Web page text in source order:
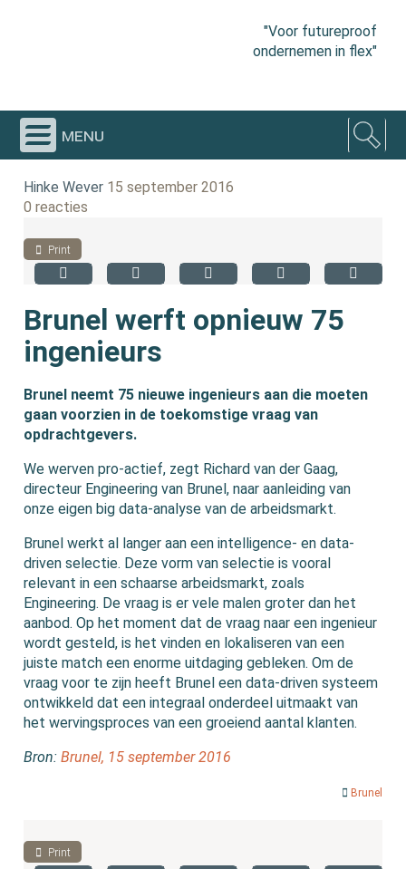
"Voor futureproof
ondernemen in flex"
menu
Hinke Wever 15 september 2016
0 reacties
Print
Brunel werft opnieuw 75
ingenieurs
Brunel neemt 75 nieuwe ingenieurs aan die moeten
gaan voorzien in de toekomstige vraag van
opdrachtgevers.
We werven pro-actief, zegt Richard van der Gaag,
directeur Engineering van Brunel, naar aanleiding van
onze eigen big data-analyse van de arbeidsmarkt.
Brunel werkt al langer aan een intelligence- en data-
driven selectie. Deze vorm van selectie is vooral
relevant in een schaarse arbeidsmarkt, zoals
Engineering. De vraag is er vele malen groter dan het
aanbod. Op het moment dat de vraag naar een ingenieur
wordt gesteld, is het vinden en lokaliseren van een
juiste match een enorme uitdaging gebleken. Om de
vraag voor te zijn heeft Brunel een data-driven systeem
ontwikkeld dat een integraal onderdeel uitmaakt van
het wervingsproces van een groeiend aantal klanten.
Bron:Brunel, 15 september 2016
Brunel
Print